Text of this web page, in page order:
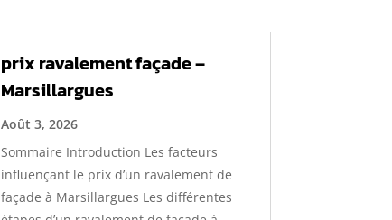
prix ravalement façade –
Marsillargues
Août 3, 2026
Sommaire Introduction Les facteurs
influençant le prix d’un ravalement de
façade à Marsillargues Les différentes